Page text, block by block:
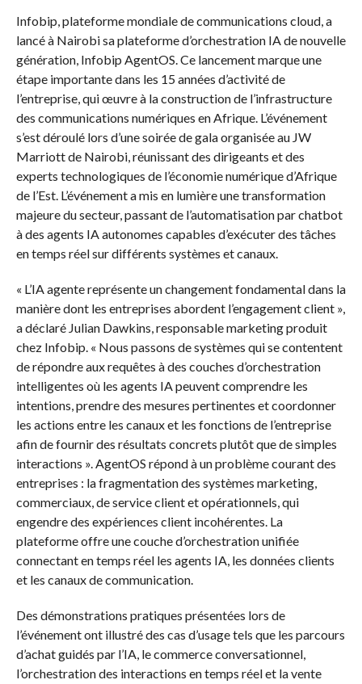
Infobip, plateforme mondiale de communications cloud, a
lancé à Nairobi sa plateforme d’orchestration IA de nouvelle
génération, Infobip AgentOS. Ce lancement marque une
étape importante dans les 15 années d’activité de
l’entreprise, qui œuvre à la construction de l’infrastructure
des communications numériques en Afrique. L’événement
s’est déroulé lors d’une soirée de gala organisée au JW
Marriott de Nairobi, réunissant des dirigeants et des
experts technologiques de l’économie numérique d’Afrique
de l’Est. L’événement a mis en lumière une transformation
majeure du secteur, passant de l’automatisation par chatbot
à des agents IA autonomes capables d’exécuter des tâches
en temps réel sur différents systèmes et canaux.
« L’IA agente représente un changement fondamental dans la
manière dont les entreprises abordent l’engagement client »,
a déclaré Julian Dawkins, responsable marketing produit
chez Infobip. « Nous passons de systèmes qui se contentent
de répondre aux requêtes à des couches d’orchestration
intelligentes où les agents IA peuvent comprendre les
intentions, prendre des mesures pertinentes et coordonner
les actions entre les canaux et les fonctions de l’entreprise
afin de fournir des résultats concrets plutôt que de simples
interactions ». AgentOS répond à un problème courant des
entreprises : la fragmentation des systèmes marketing,
commerciaux, de service client et opérationnels, qui
engendre des expériences client incohérentes. La
plateforme offre une couche d’orchestration unifiée
connectant en temps réel les agents IA, les données clients
et les canaux de communication.
Des démonstrations pratiques présentées lors de
l’événement ont illustré des cas d’usage tels que les parcours
d’achat guidés par l’IA, le commerce conversationnel,
l’orchestration des interactions en temps réel et la vente